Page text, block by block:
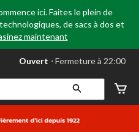
ici. Faites le plein de
de sacs à dos et
maintenant
votre
préféré
Leduc,
AB,
courament
Ouvert ⋅ Fermeture à 22:00